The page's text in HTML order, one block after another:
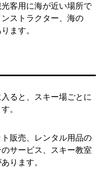
客用に海が近い場所で
ストラクター、海の
ます。
ると、スキー場ごとに
。
販売、レンタル用品の
サービス、スキー教室
ります。